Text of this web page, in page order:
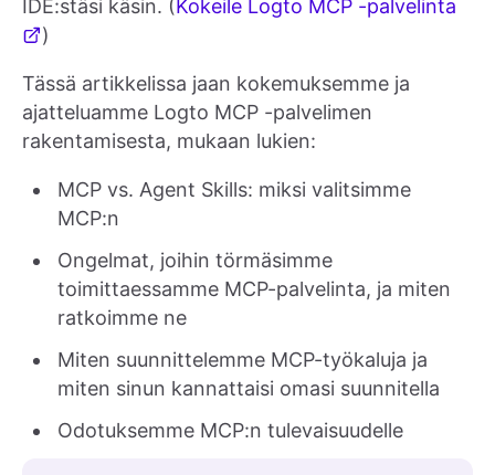
IDE:stäsi käsin. (Kokeile Logto MCP -palvelinta
)
Tässä artikkelissa jaan kokemuksemme ja
ajatteluamme Logto MCP -palvelimen
rakentamisesta, mukaan lukien:
MCP vs. Agent Skills: miksi valitsimme
MCP:n
Ongelmat, joihin törmäsimme
toimittaessamme MCP-palvelinta, ja miten
ratkoimme ne
Miten suunnittelemme MCP-työkaluja ja
miten sinun kannattaisi omasi suunnitella
Odotuksemme MCP:n tulevaisuudelle